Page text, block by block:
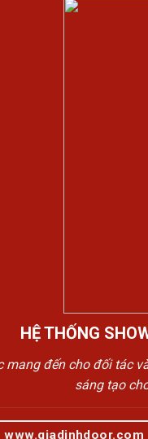
HỆ THỐNG
mang đến cho đối tác
sáng tạo
www.giadinhdoor.com